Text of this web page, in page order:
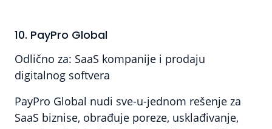
10. PayPro Global
Odlično za: SaaS kompanije i prodaju
digitalnog softvera
PayPro Global nudi sve-u-jednom rešenje za
SaaS biznise, obrađuje poreze, usklađivanje,